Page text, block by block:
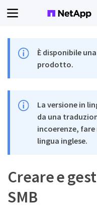
È disponibile
prodotto.
La versione in
da una
incoerenze,
lingua inglese.
Creare e
SMB